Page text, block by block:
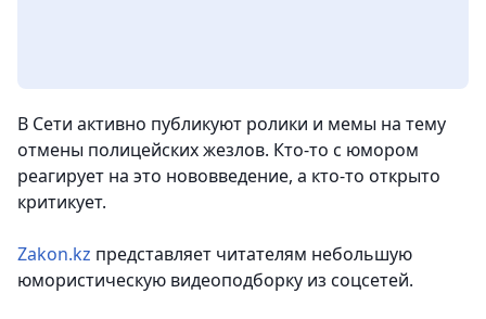
В Сети активно публикуют ролики и мемы на тему
отмены полицейских жезлов. Кто-то с юмором
реагирует на это нововведение, а кто-то открыто
критикует.
Zakon.kz представляет читателям небольшую
юмористическую видеоподборку из соцсетей.